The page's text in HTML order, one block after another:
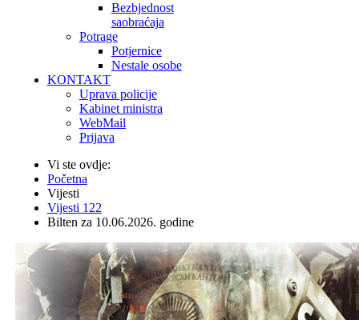
Bezbjednost
saobraćaja
Potrage
Potjernice
Nestale osobe
KONTAKT
Uprava policije
Kabinet ministra
WebMail
Prijava
Vi ste ovdje:
Početna
Vijesti
Vijesti 122
Bilten za 10.06.2026. godine